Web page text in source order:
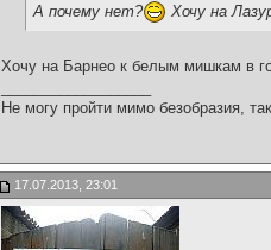
А почему нет?
Хочу на
Хочу на Барнео к белым мишкам в
Не могу пройти мимо безобразия,
17.07.2013, 23:01